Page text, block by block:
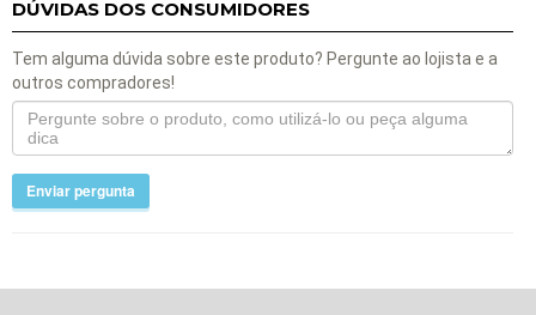
DÚVIDAS DOS CONSUMIDORES
Tem alguma dúvida sobre este produto? Pergunte ao lojista e a
outros compradores!
Enviar pergunta